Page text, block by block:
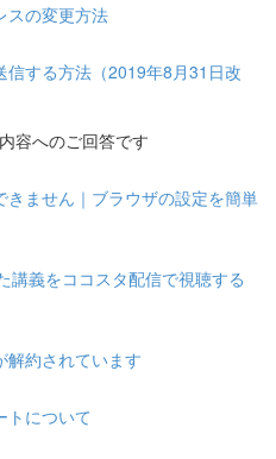
スの変更方法
信する方法（2019年8月31日改
容へのご回答です
きません｜ブラウザの設定を簡単
講義をココスタ配信で視聴する
解約されています
トについて